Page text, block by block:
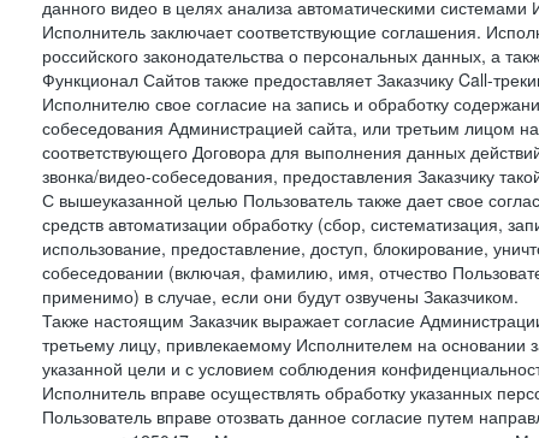
данного видео в целях анализа автоматическими
Исполнитель заключает соответствующие соглашения.
российского законодательства о персональных данных, а
Функционал Сайтов также предоставляет Заказчику Call-
Исполнителю свое согласие на запись и обработку
собеседования Администрацией сайта, или третьим лицом
соответствующего Договора для выполнения данных
звонка/видео-собеседования, предоставления Заказчику
С вышеуказанной целью Пользователь также дает свое
средств автоматизации обработку (сбор, систематизация,
использование, предоставление, доступ, блокирование,
собеседовании (включая, фамилию, имя, отчество
применимо) в случае, если они будут озвучены Заказчиком.
Также настоящим Заказчик выражает согласие
третьему лицу, привлекаемому Исполнителем на основании
указанной цели и с условием соблюдения
Исполнитель вправе осуществлять обработку указанных
Пользователь вправе отозвать данное согласие путем